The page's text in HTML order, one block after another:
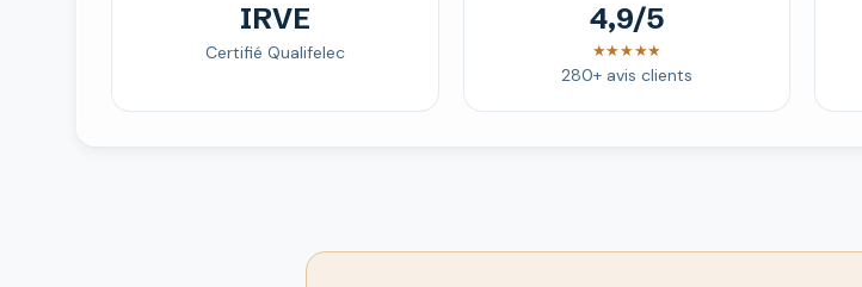
IRVE
Certifié Qualifelec
4,9/5
★★★★★
280+ avis clients